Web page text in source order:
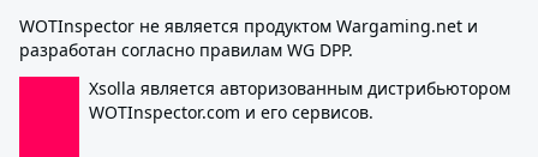
WOTInspector не является продуктом Wargaming.net и
разработан согласно правилам WG DPP.
Xsolla является авторизованным дистрибьютором
WOTInspector.com и его сервисов.